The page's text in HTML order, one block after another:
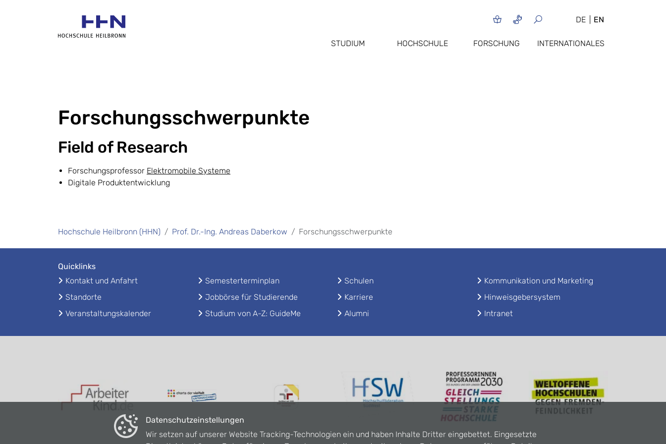
DE EN
STUDIUM HOCHSCHULE FORSCHUNG INTERNATIONALES
Forschungsschwerpunkte
Field of Research
Forschungsprofessor Elektromobile Systeme
Digitale Produktentwicklung
Hochschule Heilbronn (HHN) Prof. Dr.-Ing. Andreas Daberkow Forschungsschwerpunkte
Quicklinks
Kontakt und Anfahrt
Standorte
Veranstaltungskalender
Semesterterminplan
Jobbörse für Studierende
Studium von A-Z: GuideMe
Schulen
Karriere
Alumni
Kommunikation und Marketing
Hinweisgebersystem
Intranet
Datenschutzeinstellungen
Wir setzen auf unserer Website Tracking-Technologien ein und haben Inhalte Dritter eingebettet. Eingesetzte